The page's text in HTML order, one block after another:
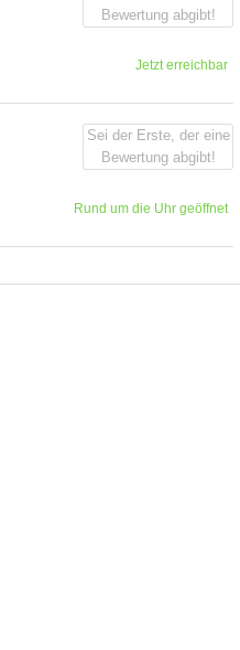
Jetzt erreichbar
Bewertung abgibt!
Rund um die Uhr geöffnet
Sei der Erste, der eine
Bewertung abgibt!